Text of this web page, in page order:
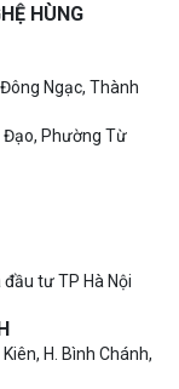
HÙNG
Ngạc, Thành
Đạo, Phường Từ
tư TP Hà Nội
H. Bình Chánh,